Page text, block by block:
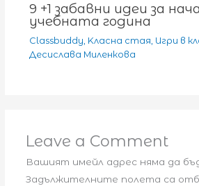
9 +1 забавни идеи за
учебната година
Classbuddy, Kласна стая, Игри в
Десислава Миленкова
Leave a Comment
Вашият имейл адрес няма да
Задължителните полета са